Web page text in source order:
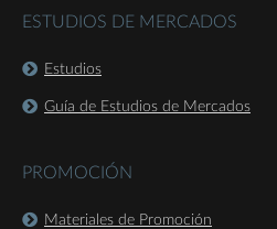
ESTUDIOS DE MERCADOS
Estudios
Guía de Estudios de Mercados
PROMOCIÓN
Materiales de Promoción